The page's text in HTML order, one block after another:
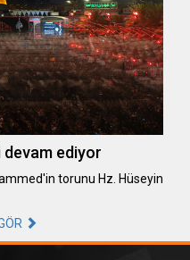
ediyor
torunu Hz. Hüseyin